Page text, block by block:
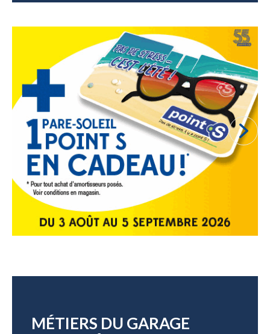
MÉTIERS DU GARAGE